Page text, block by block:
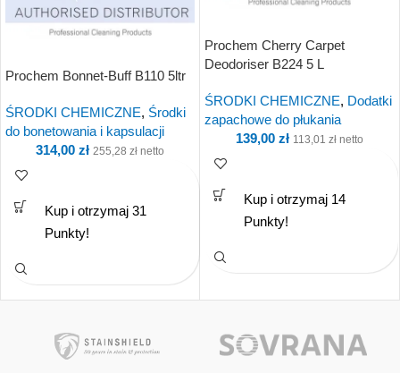
Prochem Bonnet-Buff B110 5ltr
ŚRODKI CHEMICZNE, Środki
do bonetowania i kapsulacji
314,00 zł 255,28 zł netto
Kup i otrzymaj 31
Punkty!
Prochem Cherry Carpet
Deodoriser B224 5 L
ŚRODKI CHEMICZNE, Dodatki
zapachowe do płukania
139,00 zł 113,01 złnetto
Kup i otrzymaj 14
Punkty!